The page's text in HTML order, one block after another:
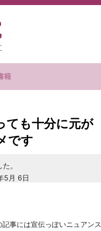
籍
ても十分に元が
です
。
5月 6日
事には宣伝っぽいニュアンス